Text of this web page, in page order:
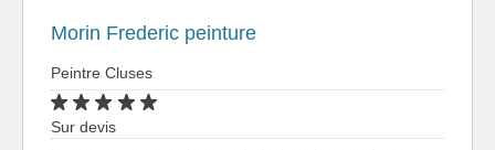
Morin Frederic peinture
Peintre Cluses
Sur devis